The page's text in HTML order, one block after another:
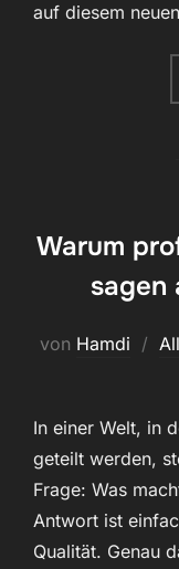
auf diesem
Warum
sagen
von Hamdi
In einer Welt, in
geteilt werden,
Frage: Was
Antwort ist
Qualität. Genau